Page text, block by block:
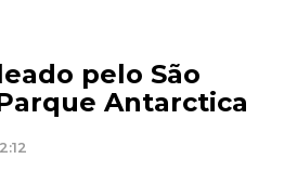
pelo São
Antarctica